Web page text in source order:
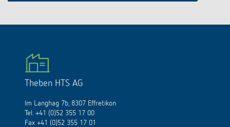
Theben HTS AG
Im Langhag 7b, 8307 Effretikon
Tel. +41 (0)52 355 17 00
Fax +41 (0)52 355 17 01